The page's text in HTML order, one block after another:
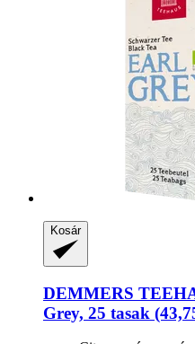
Kosár
DEMMERS
Grey, 25 tasak